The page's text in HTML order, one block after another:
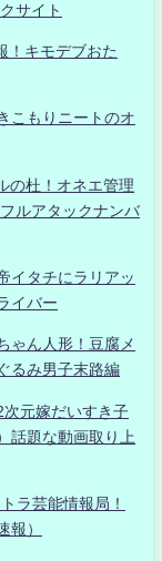
サイト
！キモデブおた
こもりニートのオ
の杜！オネエ管理
ルアタックナンバ
イタチにラリアッ
イバー
ゃん人形！豆腐メ
るみ男子末路編
元嫁だいすき子
話題な動画取り上
ラ芸能情報局！
報）